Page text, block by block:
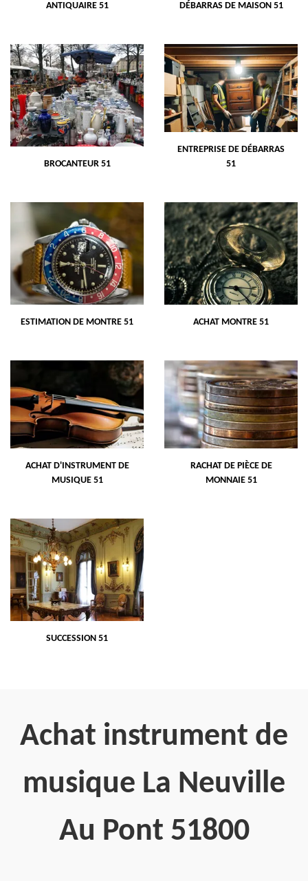
ANTIQUAIRE 51 DÉBARRAS DE MAISON 51
BROCANTEUR 51
ENTREPRISE DE DÉBARRAS
51
ESTIMATION DE MONTRE 51 ACHAT MONTRE 51
ACHAT D'INSTRUMENT DE
MUSIQUE 51
RACHAT DE PIÈCE DE
MONNAIE 51
SUCCESSION 51
Achat instrument de
musique La Neuville
Au Pont 51800